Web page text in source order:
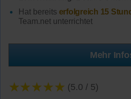
Hat bereits erfolgreich 15
Team.net unterrichtet
Mehr
★★★★★ (5.0 / 5)